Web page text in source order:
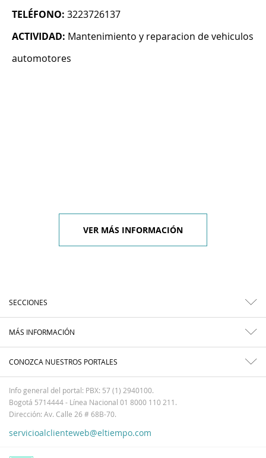
TELÉFONO: 3223726137
ACTIVIDAD: Mantenimiento y reparacion de vehiculos
automotores
VER MÁS INFORMACIÓN
SECCIONES
MÁS INFORMACIÓN
CONOZCA NUESTROS PORTALES
Info general del portal: PBX: 57 (1) 2940100.
Bogotá 5714444 - Línea Nacional 01 8000 110 211.
Dirección: Av. Calle 26 # 68B-70.
servicioalclienteweb@eltiempo.com